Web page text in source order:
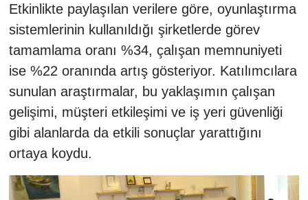
Etkinlikte paylaşılan verilere göre, oyunlaştırma
sistemlerinin kullanıldığı şirketlerde görev
tamamlama oranı %34, çalışan memnuniyeti
ise %22 oranında artış gösteriyor. Katılımcılara
sunulan araştırmalar, bu yaklaşımın çalışan
gelişimi, müşteri etkileşimi ve iş yeri güvenliği
gibi alanlarda da etkili sonuçlar yarattığını
ortaya koydu.